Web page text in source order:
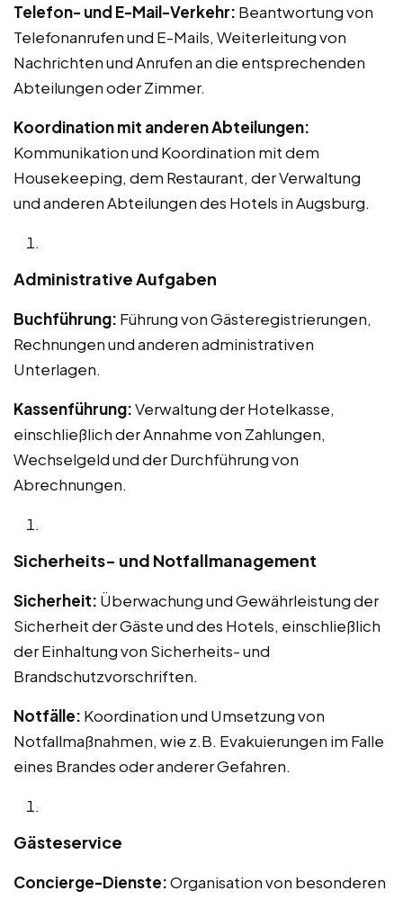
Telefon- und E-Mail-Verkehr: Beantwortung von
Telefonanrufen und E-Mails, Weiterleitung von
Nachrichten und Anrufen an die entsprechenden
Abteilungen oder Zimmer.
Koordination mit anderen Abteilungen:
Kommunikation und Koordination mit dem
Housekeeping, dem Restaurant, der Verwaltung
und anderen Abteilungen des Hotels in Augsburg.
Administrative Aufgaben
Buchführung: Führung von Gästeregistrierungen,
Rechnungen und anderen administrativen
Unterlagen.
Kassenführung:Verwaltung der Hotelkasse,
einschließlich der Annahme von Zahlungen,
Wechselgeld und der Durchführung von
Abrechnungen.
Sicherheits- und Notfallmanagement
Sicherheit: Überwachung und Gewährleistung der
Sicherheit der Gäste und des Hotels, einschließlich
der Einhaltung von Sicherheits- und
Brandschutzvorschriften.
Notfälle: Koordination und Umsetzung von
Notfallmaßnahmen, wie z.B. Evakuierungen im Falle
eines Brandes oder anderer Gefahren.
Gästeservice
Concierge-Dienste:Organisation von besonderen